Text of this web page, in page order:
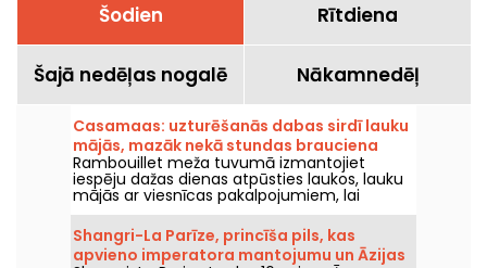
Šodien Rītdiena
Šajā nedēļas nogalē Nākamnedēļ
Casamaas: uzturēšanās dabas sirdī lauku
mājās, mazāk nekā stundas brauciena
attālumā no Parīzes
Rambouillet meža tuvumā izmantojiet
iespēju dažas dienas atpūsties laukos, lauku
mājās ar viesnīcas pakalpojumiem, lai
tuvotos dabai un izbaudītu miera brīžus kopā
ar saviem mīļajiem.
Shangri-La Parīze, princīša pils, kas
apvieno imperatora mantojumu un Āzijas